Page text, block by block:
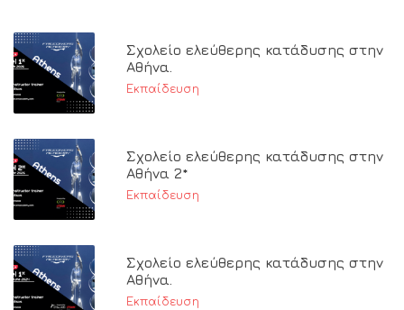
Σχολείο ελεύθερης κατάδυσης στην
Αθήνα.
Εκπαίδευση
Σχολείο ελεύθερης κατάδυσης στην
Αθήνα 2*
Εκπαίδευση
Σχολείο ελεύθερης κατάδυσης στην
Αθήνα.
Εκπαίδευση